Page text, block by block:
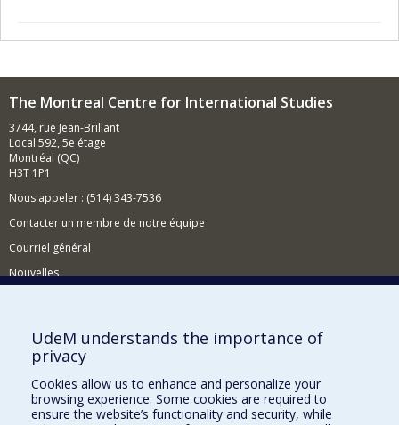
The Montreal Centre for International Studies
3744, rue Jean-Brillant
Local 592, 5e étage
Montréal (QC)
H3T 1P1
Nous appeler : (514) 343-7536
Contacter un membre de notre équipe
Courriel général
Nouvelles
Comment soutenir le CÉRIUM?
BESOIN D'AIDE?
Plan du site
Signaler une erreur
UdeM understands the importance of
privacy
Cookies allow us to enhance and personalize your
browsing experience. Some cookies are required to
ensure the website’s functionality and security, while